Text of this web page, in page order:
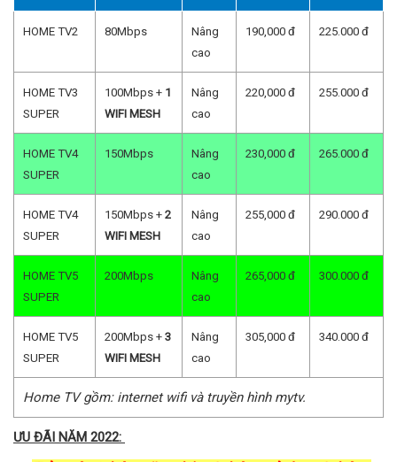
HOME TV2 80Mbps
Nâng
cao
190,000 đ 225.000 đ
HOME TV3
SUPER
100Mbps + 1
WIFI MESH
Nâng
cao
220,000 đ 255.000 đ
HOME TV4
SUPER
150Mbps
Nâng
cao
230,000 đ 265.000 đ
HOME TV4
SUPER
150Mbps + 2
WIFI MESH
Nâng
cao
255,000 đ 290.000 đ
HOME TV5
SUPER
200Mbps
Nâng
cao
265,000 đ 300.000 đ
HOME TV5
SUPER
200Mbps + 3
WIFI MESH
Nâng
cao
305,000 đ 340.000 đ
Home TV gồm: internet wifi và truyền hình mytv.
ƯU ĐÃI NĂM 2022: